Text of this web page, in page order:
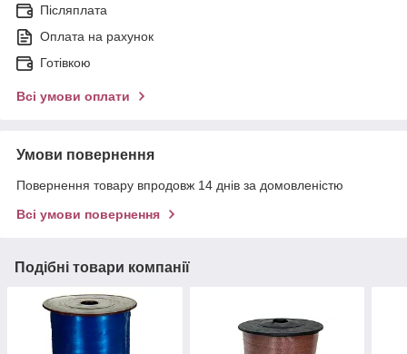
Післяплата
Оплата на рахунок
Готівкою
Всі умови оплати
Умови повернення
Повернення товару впродовж 14 днів за домовленістю
Всі умови повернення
Подібні товари компанії